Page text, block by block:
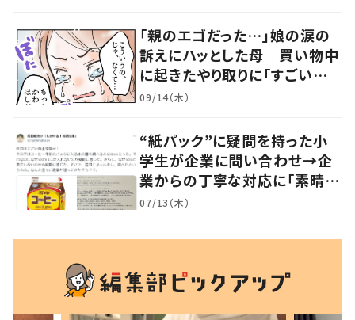
「親のエゴだった…」娘の涙の
訴えにハッとした母 買い物中
に起きたやり取りに「すごい分
かる」「改めて気付かされた」
09/14（木）
“紙パック”に疑問を持った小
学生が企業に問い合わせ→企
業からの丁寧な対応に「素晴ら
しい」の声
07/13（木）